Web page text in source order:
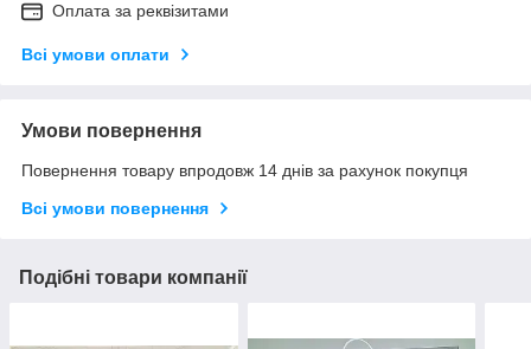
Оплата за реквізитами
Всі умови оплати
Умови повернення
Повернення товару впродовж 14 днів за рахунок покупця
Всі умови повернення
Подібні товари компанії